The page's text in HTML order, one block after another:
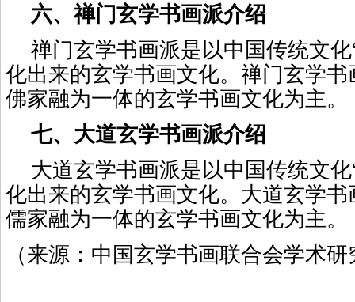
六、禅门玄学书画派介绍
禅门玄学书画派是以中国传统文
化出来的玄学书画文化。禅门玄学
佛家融为一体的玄学书画文化为主。
七、大道玄学书画派介绍
大道玄学书画派是以中国传统文
化出来的玄学书画文化。大道玄学
儒家融为一体的玄学书画文化为主。
（来源：中国玄学书画联合会学术